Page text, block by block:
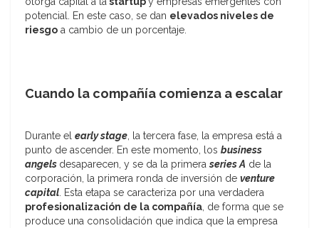
potencial. En este caso, se dan elevados niveles de
riesgo a cambio de un porcentaje.
Cuando la compañía comienza a escalar
Durante el early stage, la tercera fase, la empresa está a
punto de ascender. En este momento, los business
angels desaparecen, y se da la primeraseries A de la
corporación, la primera ronda de inversión de venture
capital. Esta etapa se caracteriza por una verdadera
profesionalización de la compañía, de forma que se
produce una consolidación que indica que la empresa